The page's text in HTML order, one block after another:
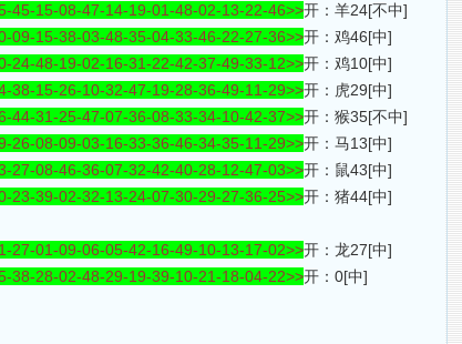
45-15-08-47-14-19-01-48-02-13-22-46>>开：羊24[不中]
09-15-38-03-48-35-04-33-46-22-27-36>>开：鸡46[中]
24-48-19-02-16-31-22-42-37-49-33-12>>开：鸡10[中]
38-15-26-10-32-47-19-28-36-49-11-29>>开：虎29[中]
44-31-25-47-07-36-08-33-34-10-42-37>>开：猴35[不中]
26-08-09-03-16-33-36-46-34-35-11-29>>开：马13[中]
27-08-46-36-07-32-42-40-28-12-47-03>>开：鼠43[中]
23-39-02-32-13-24-07-30-29-27-36-25>>开：猪44[中]
27-01-09-06-05-42-16-49-10-13-17-02>>开：龙27[中]
38-28-02-48-29-19-39-10-21-18-04-22>>开：0[中]